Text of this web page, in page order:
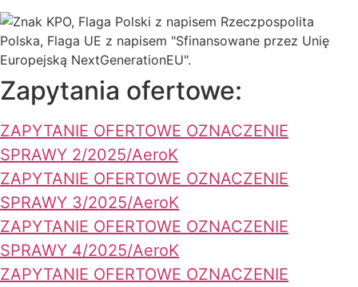
Zapytania ofertowe:
ZAPYTANIE OFERTOWE OZNACZENIE
SPRAWY 2/2025/AeroK
ZAPYTANIE OFERTOWE OZNACZENIE
SPRAWY 3/2025/AeroK
ZAPYTANIE OFERTOWE OZNACZENIE
SPRAWY 4/2025/AeroK
ZAPYTANIE OFERTOWE OZNACZENIE